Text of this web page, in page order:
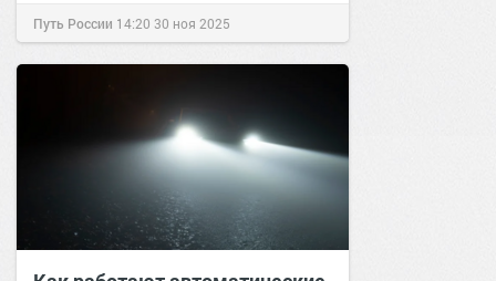
Путь России 14:20 30 ноя 2025